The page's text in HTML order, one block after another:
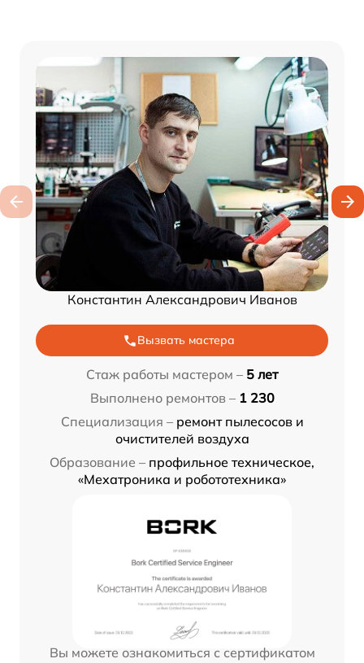
Константин Александрович Иванов
Вызвать мастера
Стаж работы мастером – 5 лет
Выполнено ремонтов – 1 230
Специализация – ремонт пылесосов и
очистителей воздуха
Образование – профильное техническое,
«Мехатроника и робототехника»
Вы можете ознакомиться с сертификатом